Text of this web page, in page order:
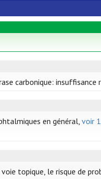
carbonique: insuffisance
en général,voir
topique, le risque de